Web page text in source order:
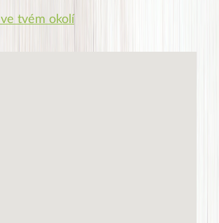
tvém okolí